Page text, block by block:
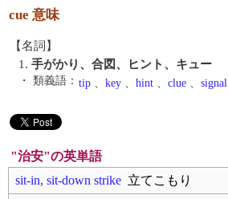
cue 意味
【名詞】
1. 手がかり、合図、ヒント、キュー
・ 類義語： tip 、 key 、 hint 、 clue 、 signal
"治安"の英単語
sit-in, sit-down strike 立てこもり